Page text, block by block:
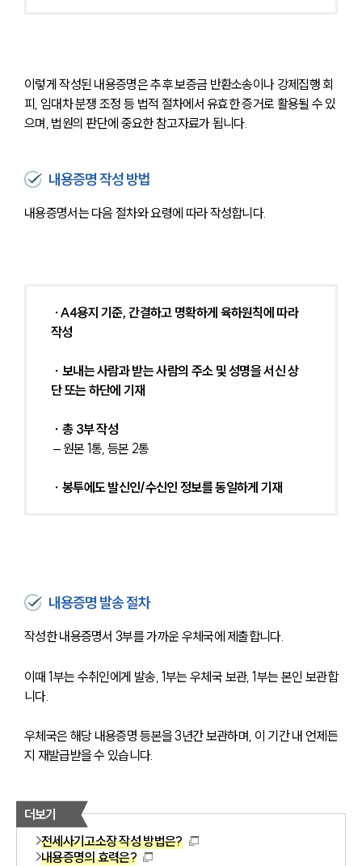
이렇게 작성된 내용증명은 추후 보증금 반환소송이나 강제집행 회
피, 임대차 분쟁 조정 등 법적 절차에서 유효한 증거로 활용될 수 있
으며, 법원의 판단에 중요한 참고자료가 됩니다.
내용증명 작성 방법
내용증명서는 다음 절차와 요령에 따라 작성합니다.
작성
단 또는 하단에 기재
∙ 총 3부 작성
– 원본 1통, 등본 2통
∙ 봉투에도 발신인/수신인 정보를 동일하게 기재
내용증명 발송 절차
작성한 내용증명서 3부를 가까운 우체국에 제출합니다.
이때 1부는 수취인에게 발송, 1부는 우체국 보관, 1부는 본인 보관합
니다.
우체국은 해당 내용증명 등본을 3년간 보관하며, 이 기간 내 언제든
지 재발급받을 수 있습니다.
더보기
전세사기고소장 작성 방법은?
내용증명의 효력은?